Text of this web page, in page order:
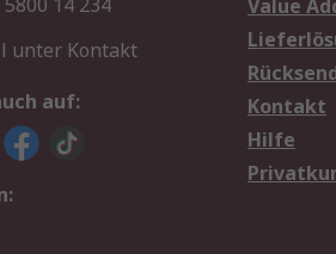
unter Kontakt
auf:
Value
Kontakt
Hilfe